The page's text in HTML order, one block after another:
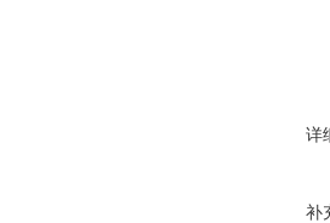
详
补